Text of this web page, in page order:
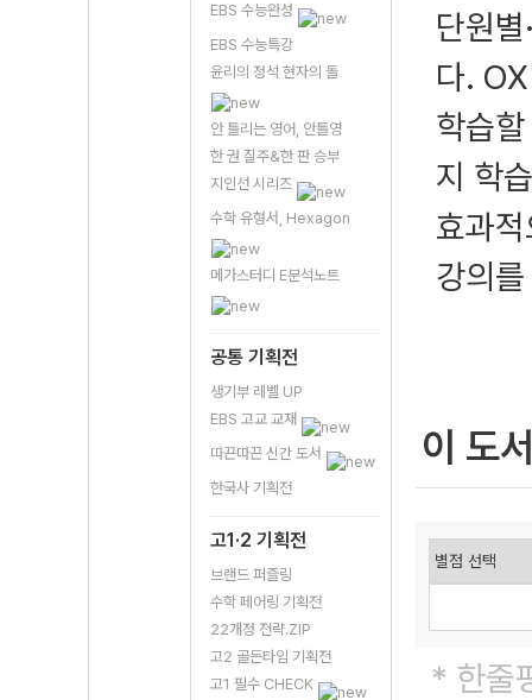
EBS 수능완성
EBS 수능특강
윤리의 정석 현자의 돌
안 틀리는 영어, 안틀영
한 권 질주&한 판 승부
지인선 시리즈
수학 유형서, Hexagon
메가스터디 E분석노트
공통 기획전
생기부 레벨 UP
EBS 고교 교재
따끈따끈 신간 도서
한국사 기획전
고1·2 기획전
브랜드 퍼즐링
수학 페어링 기획전
22개정 전략.ZIP
고2 골든타임 기획전
고1 필수 CHECK
단원
다.
학습
지 학
효과
강의
이 도
* 한줄